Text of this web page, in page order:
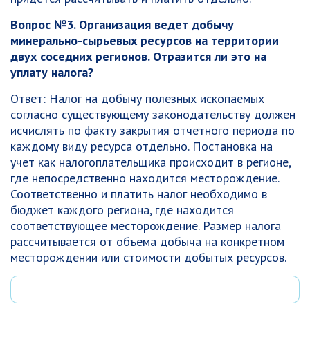
Вопрос №3. Организация ведет добычу
минерально-сырьевых ресурсов на территории
двух соседних регионов. Отразится ли это на
уплату налога?
Ответ: Налог на добычу полезных ископаемых
согласно существующему законодательству должен
исчислять по факту закрытия отчетного периода по
каждому виду ресурса отдельно. Постановка на
учет как налогоплательщика происходит в регионе,
где непосредственно находится месторождение.
Соответственно и платить налог необходимо в
бюджет каждого региона, где находится
соответствующее месторождение. Размер налога
рассчитывается от объема добыча на конкретном
месторождении или стоимости добытых ресурсов.